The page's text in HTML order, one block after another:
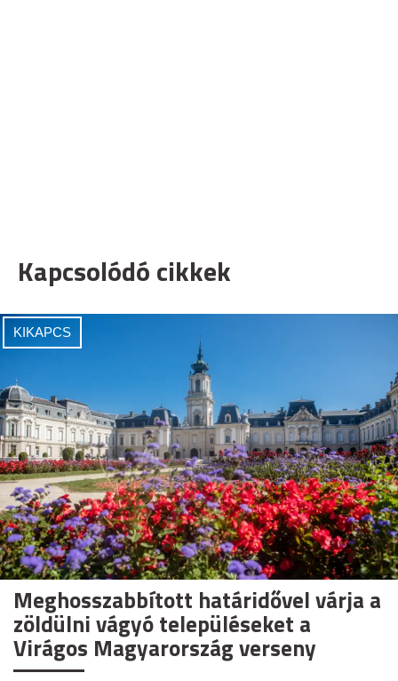
Kapcsolódó cikkek
KIKAPCS
Meghosszabbított határidővel várja a
zöldülni vágyó településeket a
Virágos Magyarország verseny